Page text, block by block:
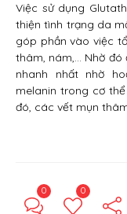
Việc sử dụng
thiện tình trạng da
góp phần vào việc
thâm, nám,… Nhờ
nhanh nhất nhờ
melanin trong cơ
đó, các vết mụn
0 0